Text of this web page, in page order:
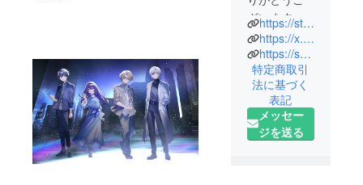
ざいます。
最新の歌声
生成AIを用い
た歌声シン
セサイザー
「NEUTRIN
O」を製作し
ておりま
https://studio-neutrino.com/
https://x.com/SHACHI_NEUTRINO
https://shachi-neutrino.fanbox.cc/
特定商取引
法に基づく
表記
メッセー
ジを送る